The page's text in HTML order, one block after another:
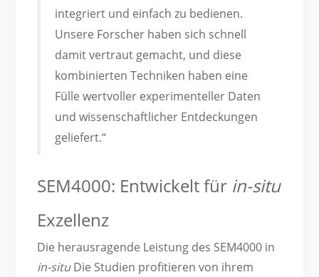
integriert und einfach zu bedienen.
Unsere Forscher haben sich schnell
damit vertraut gemacht, und diese
kombinierten Techniken haben eine
Fülle wertvoller experimenteller Daten
und wissenschaftlicher Entdeckungen
geliefert.“
SEM4000: Entwickelt für in-situ
Exzellenz
Die herausragende Leistung des SEM4000 in
in-situDie Studien profitieren von ihrem